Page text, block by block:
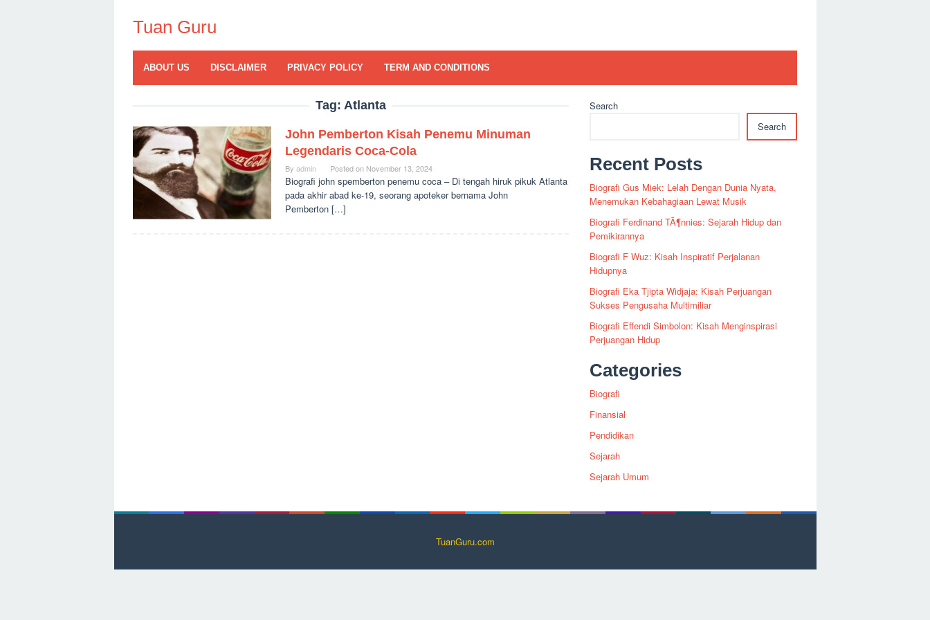
contentTuan Guru
ABOUT US DISCLAIMER PRIVACY POLICY TERM AND CONDITIONS
Tag: Atlanta
John Pemberton Kisah Penemu Minuman
Legendaris Coca-Cola
By admin Posted on November 13, 2024
Biografi john spemberton penemu coca – Di tengah hiruk pikuk Atlanta
pada akhir abad ke-19, seorang apoteker bernama John
Pemberton […]
Search
Search
Recent Posts
Biografi Gus Miek: Lelah Dengan Dunia Nyata,
Menemukan Kebahagiaan Lewat Musik
Biografi Ferdinand TÃ¶nnies: Sejarah Hidup dan
Pemikirannya
Biografi F Wuz: Kisah Inspiratif Perjalanan
Hidupnya
Biografi Eka Tjipta Widjaja: Kisah Perjuangan
Sukses Pengusaha Multimiliar
Biografi Effendi Simbolon: Kisah Menginspirasi
Perjuangan Hidup
Categories
Biografi
Finansial
Pendidikan
Sejarah
Sejarah Umum
TuanGuru.com